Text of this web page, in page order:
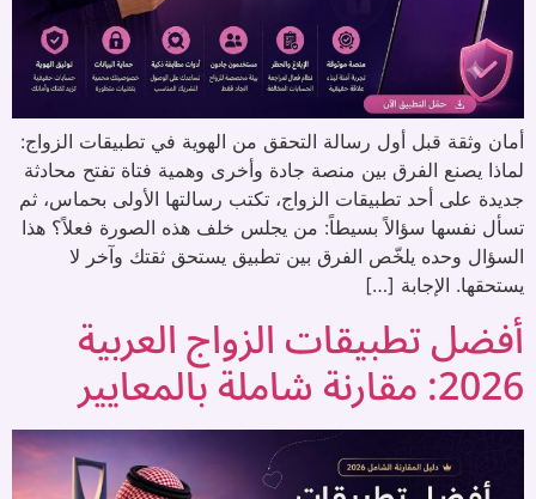
أمان وثقة قبل أول رسالة التحقق من الهوية في تطبيقات الزواج:
لماذا يصنع الفرق بين منصة جادة وأخرى وهمية فتاة تفتح محادثة
جديدة على أحد تطبيقات الزواج، تكتب رسالتها الأولى بحماس، ثم
تسأل نفسها سؤالاً بسيطاً: من يجلس خلف هذه الصورة فعلاً؟ هذا
السؤال وحده يلخّص الفرق بين تطبيق يستحق ثقتك وآخر لا
يستحقها. الإجابة […]
أفضل تطبيقات الزواج العربية
2026: مقارنة شاملة بالمعايير